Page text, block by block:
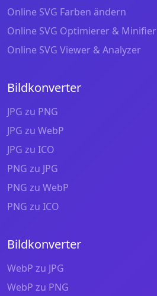
Online SVG Farben ändern
Online SVG Optimierer & Minifier
Online SVG Viewer & Analyzer
Bildkonverter
JPG zu PNG
JPG zu WebP
JPG zu ICO
PNG zu JPG
PNG zu WebP
PNG zu ICO
Bildkonverter
WebP zu JPG
WebP zu PNG